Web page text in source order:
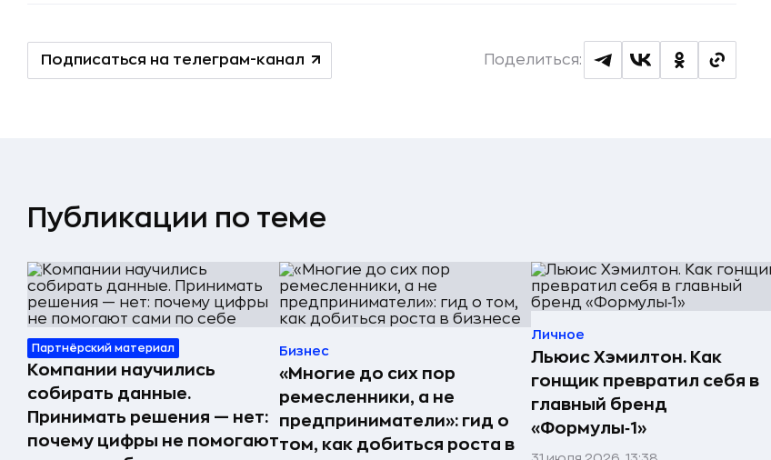
Подписаться на телеграм-канал Поделиться:
Публикации по теме
Партнёрский материал
Компании научились
собирать данные.
Принимать решения — нет:
почему цифры не помогают
Бизнес
«Многие до сих пор
ремесленники, а не
предприниматели»: гид о
том, как добиться роста в
Личное
Льюис Хэмилтон. Как
гонщик превратил себя в
главный бренд
«Формулы‑1»